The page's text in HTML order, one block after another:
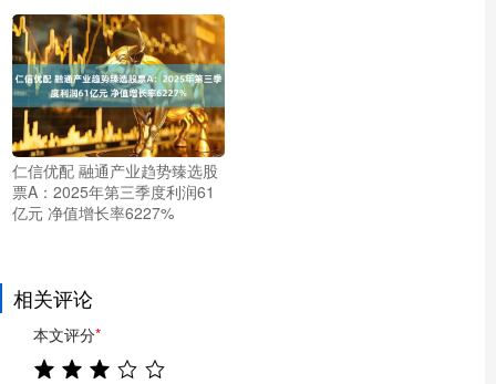
仁信优配 融通产业趋势臻选股
票A：2025年第三季度利润61
亿元 净值增长率6227%
相关评论
本文评分*